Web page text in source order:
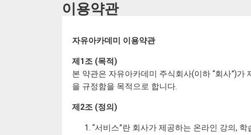
이용약관
자유아카데미 이용약관
제1조 (목적)
본 약관은 자유아카데미 주식회사(이하 “회사”)
을 규정함을 목적으로 합니다.
제2조 (정의)
“서비스”란 회사가 제공하는 온라인 강의,